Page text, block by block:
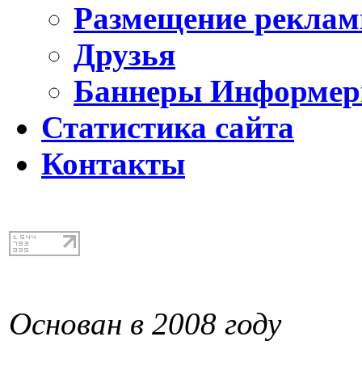
Размещение
Друзья
Баннеры
Статистика сайта
Контакты
Основан в 2008 году